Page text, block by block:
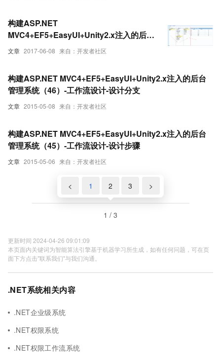
文章 2017-06-08 来自：开发者社区
构建ASP.NET
MVC4+EF5+EasyUI+Unity2.x注入的后台
管理系统（24）-权限管理系统-将权限授权
文章 2015-05-08 来自：开发者社区
构建ASP.NET MVC4+EF5+EasyUI+Unity2.x注入的后台
管理系统（46）-工作流设计-设计分支
文章 2015-05-06 来自：开发者社区
构建ASP.NET MVC4+EF5+EasyUI+Unity2.x注入的后台
管理系统（45）-工作流设计-设计步骤
< 1 2 3 >
1 / 3
更新时间 2024-04-26 09:01:09
本页面内关键词为智能算法引擎基于机器学习所生成，如有任何问题，可在页
面下方点击"联系我们"与我们沟通。
.NET系统相关内容
.NET企业级系统
.NET权限系统
.NET权限工作流系统